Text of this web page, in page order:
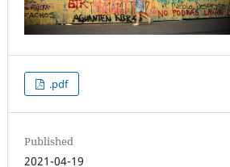
.pdf
Published
2021-04-19